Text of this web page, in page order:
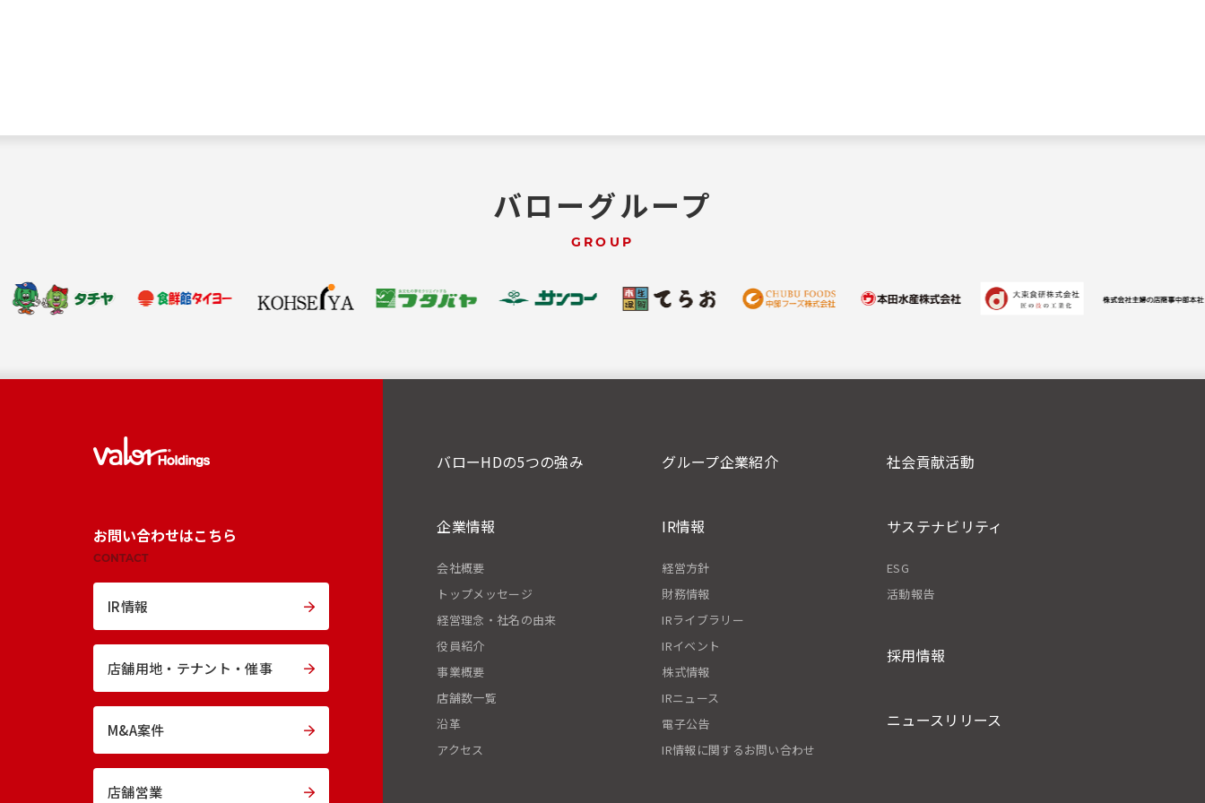
バローグループ
GROUP
お問い合わせはこちら
CONTACT
IR情報
店舗用地・ テナント・催事
M&A案件
店舗営業
バローHDの5つの強み
企業情報
会社概要
トップメッセージ
経営理念・社名の由来
役員紹介
事業概要
店舗数一覧
沿革
アクセス
グループ企業紹介
IR情報
経営方針
財務情報
IRライブラリー
IRイベント
株式情報
IRニュース
電子公告
IR情報に関するお問い合わせ
社会貢献活動
サステナビリティ
ESG
活動報告
採用情報
ニュースリリース